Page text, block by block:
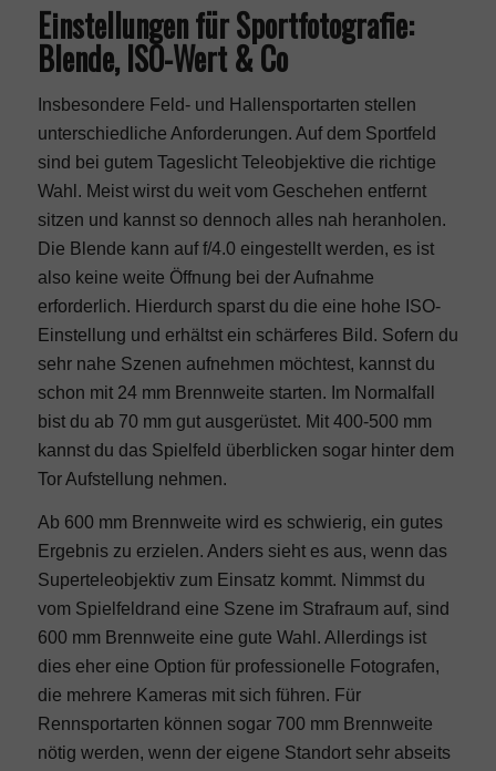
Einstellungen für Sportfotografie:
Blende, ISO-Wert & Co
Insbesondere Feld- und Hallensportarten stellen
unterschiedliche Anforderungen. Auf dem Sportfeld
sind bei gutem Tageslicht Teleobjektive die richtige
Wahl. Meist wirst du weit vom Geschehen entfernt
sitzen und kannst so dennoch alles nah heranholen.
Die Blende kann auf f/4.0 eingestellt werden, es ist
also keine weite Öffnung bei der Aufnahme
erforderlich. Hierdurch sparst du die eine hohe ISO-
Einstellung und erhältst ein schärferes Bild. Sofern du
sehr nahe Szenen aufnehmen möchtest, kannst du
schon mit 24 mm Brennweite starten. Im Normalfall
bist du ab 70 mm gut ausgerüstet. Mit 400-500 mm
kannst du das Spielfeld überblicken sogar hinter dem
Tor Aufstellung nehmen.
Ab 600 mm Brennweite wird es schwierig, ein gutes
Ergebnis zu erzielen. Anders sieht es aus, wenn das
Superteleobjektiv zum Einsatz kommt. Nimmst du
vom Spielfeldrand eine Szene im Strafraum auf, sind
600 mm Brennweite eine gute Wahl. Allerdings ist
dies eher eine Option für professionelle Fotografen,
die mehrere Kameras mit sich führen. Für
Rennsportarten können sogar 700 mm Brennweite
nötig werden, wenn der eigene Standort sehr abseits